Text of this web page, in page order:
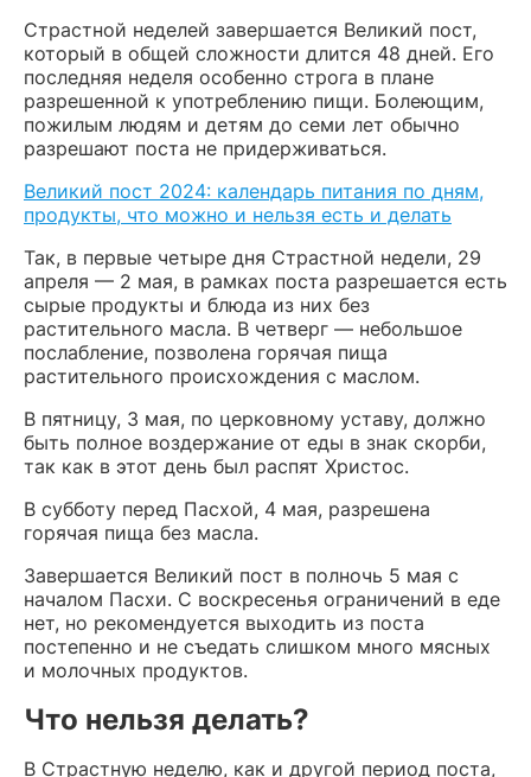
Страстной неделей завершается Великий пост,
который в общей сложности длится 48 дней. Его
последняя неделя особенно строга в плане
разрешенной к употреблению пищи. Болеющим,
пожилым людям и детям до семи лет обычно
разрешают поста не придерживаться.
Великий пост 2024: календарь питания по дням,
продукты, что можно и нельзя есть и делать
Так, в первые четыре дня Страстной недели, 29
апреля — 2 мая, в рамках поста разрешается есть
сырые продукты и блюда из них без
растительного масла. В четверг — небольшое
послабление, позволена горячая пища
растительного происхождения с маслом.
В пятницу, 3 мая, по церковному уставу, должно
быть полное воздержание от еды в знак скорби,
так как в этот день был распят Христос.
В субботу перед Пасхой, 4 мая, разрешена
горячая пища без масла.
Завершается Великий пост в полночь 5 мая с
началом Пасхи. С воскресенья ограничений в еде
нет, но рекомендуется выходить из поста
постепенно и не съедать слишком много мясных
и молочных продуктов.
Что нельзя делать?
В Страстную неделю, как и другой период поста,